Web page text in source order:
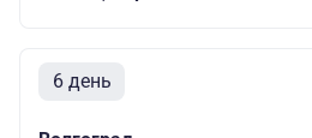
6 день